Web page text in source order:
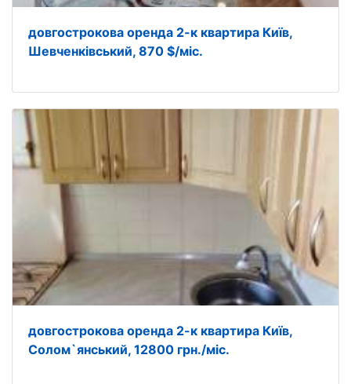
довгострокова оренда 2-к квартира Київ,
Шевченківський, 870 $/міс.
довгострокова оренда 2-к квартира Київ,
Солом`янський, 12800 грн./міс.